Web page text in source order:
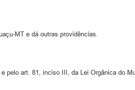
MT e dá outras providências.
e pelo art. 81, inciso III, da Lei Orgânica do